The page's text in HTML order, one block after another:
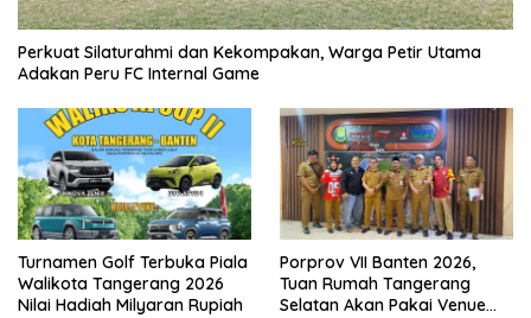
Perkuat Silaturahmi dan Kekompakan, Warga Petir Utama
Adakan Peru FC Internal Game
Turnamen Golf Terbuka Piala
Walikota Tangerang 2026
Nilai Hadiah Milyaran Rupiah
Porprov VII Banten 2026,
Tuan Rumah Tangerang
Selatan Akan Pakai Venue